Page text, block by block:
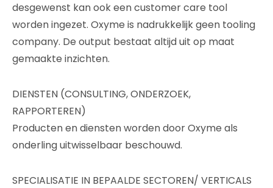
desgewenst kan ook een customer care tool
worden ingezet. Oxyme is nadrukkelijk geen tooling
company. De output bestaat altijd uit op maat
gemaakte inzichten.
DIENSTEN (CONSULTING, ONDERZOEK,
RAPPORTEREN)
Producten en diensten worden door Oxyme als
onderling uitwisselbaar beschouwd.
SPECIALISATIE IN BEPAALDE SECTOREN/ VERTICALS